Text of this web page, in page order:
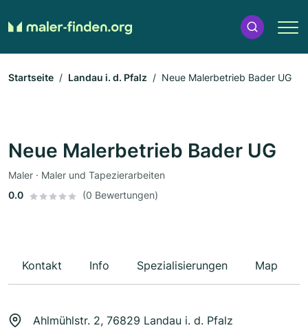
Startseite Landau i. d. Pfalz Neue Malerbetrieb Bader UG
Neue Malerbetrieb Bader UG
Maler · Maler und Tapezierarbeiten
0.0
(0 Bewertungen)
Kontakt Info Spezialisierungen Map
Ahlmühlstr. 2, 76829 Landau i. d. Pfalz